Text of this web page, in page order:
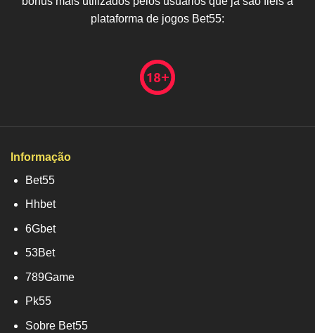
plataforma de jogos Bet55:
Informação
Bet55
Hhbet
6Gbet
53Bet
789Game
Pk55
Sobre Bet55